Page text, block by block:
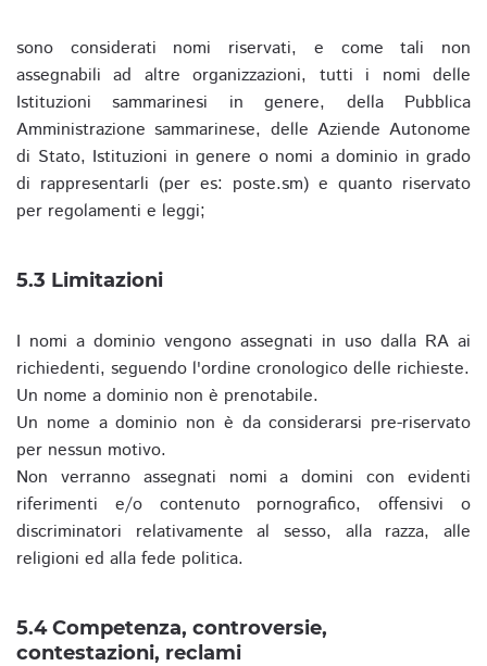
sono considerati nomi riservati, e come tali non
assegnabili ad altre organizzazioni, tutti i nomi delle
Istituzioni sammarinesi in genere, della Pubblica
Amministrazione sammarinese, delle Aziende Autonome
di Stato, Istituzioni in genere o nomi a dominio in grado
di rappresentarli (per es: poste.sm) e quanto riservato
per regolamenti e leggi;
5.3 Limitazioni
I nomi a dominio vengono assegnati in uso dalla RA ai
richiedenti, seguendo l'ordine cronologico delle richieste.
Un nome a dominio non è prenotabile.
Un nome a dominio non è da considerarsi pre-riservato
per nessun motivo.
Non verranno assegnati nomi a domini con evidenti
riferimenti e/o contenuto pornografico, offensivi o
discriminatori relativamente al sesso, alla razza, alle
religioni ed alla fede politica.
5.4 Competenza, controversie,
contestazioni, reclami